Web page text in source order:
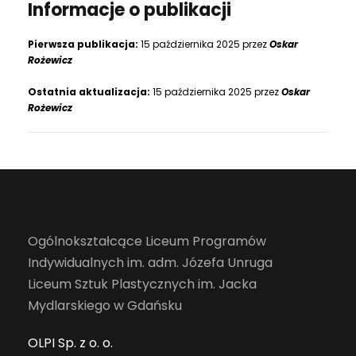
Informacje o publikacji
Pierwsza publikacja: 15 października 2025 przezOskar
Rożewicz
Ostatnia aktualizacja: 15 października 2025 przezOskar
Rożewicz
Ogólnokształcące Liceum Programów
Indywidualnych im. adm. Józefa Unruga
Liceum Sztuk Plastycznych im. Jacka
Mydlarskiego w Gdańsku
OLPI Sp. z o. o.